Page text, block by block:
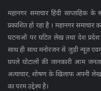
महानगर समाचार हिंदी साप्ताहिक
प्रकाशित हो रहा है । महानगर
घटनाओं पर घटित लेख तथा देश प्रदेश
साथ ही साथ मनोरंजन से जुड़ी न्यूज़
घपले घोटालों की जानकारी आम
अत्याचार, शोषण के खिलाफ अपनी
का परम उद्देश्य है।